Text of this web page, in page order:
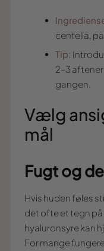
centella,
Tip:
2–3
gangen.
Vælg
mål
Fugt og
Hvis huden føles
det ofte et tegn
hyaluronsyre kan
For mange